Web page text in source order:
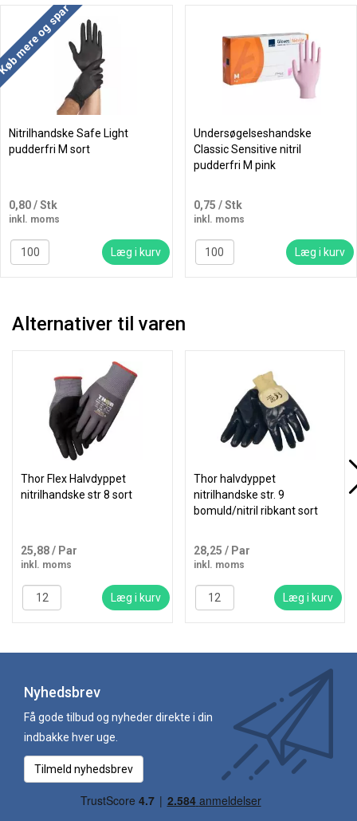
mere og spar
Nitrilhandske Safe Light
pudderfri M sort
0,80/ Stk
inkl. moms
Læg i kurv
Undersøgelseshandske
Classic Sensitive nitril
pudderfri M pink
0,75 / Stk
inkl. moms
Læg i kurv
Alternativer til varen
Thor Flex Halvdyppet
nitrilhandske str 8 sort
25,88/ Par
inkl. moms
Læg i kurv
Thor halvdyppet
nitrilhandske str. 9
bomuld/nitril ribkant sort
28,25 / Par
inkl. moms
Læg i kurv
Nyhedsbrev
Få gode tilbud og nyheder direkte i din
indbakke hver uge.
Tilmeld nyhedsbrev